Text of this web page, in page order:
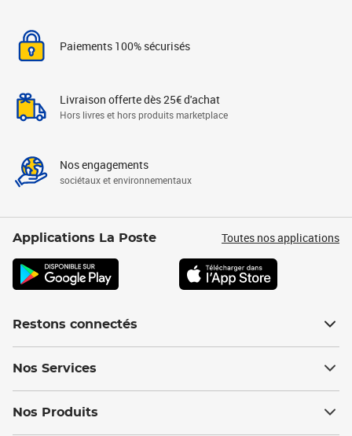
Paiements 100% sécurisés
Livraison offerte dès 25€ d'achat
Hors livres et hors produits marketplace
Nos engagements
sociétaux et environnementaux
Applications La Poste Toutes nos applications
Restons connectés
Nos Services
Nos Produits